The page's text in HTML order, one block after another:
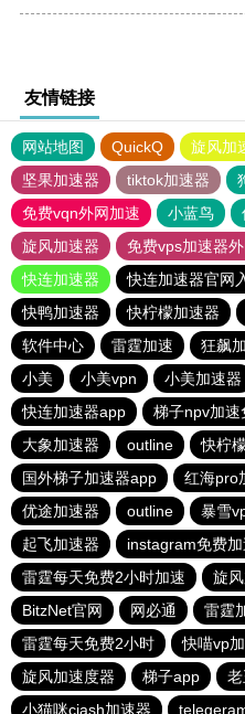
友情链接
网站地图 QuickQ 旋风加
坚果加速器
tiktok加速器
免费vqn外网加速
小蓝鸟
旋风加速器
免费vps加速器
快连加速器
快连加速器官网
快鸭加速器
快柠檬加速器
软件中心
雷霆加速 狂飙
小美
小美vpn 小美加速器
快连加速器app
梯子npv加速
大象加速器
outline 快柠
国外梯子加速器app
红海pro
优途加速器
outline
暴雪
起飞加速器
instagram免费加
雷霆每天免费2小时加速
旋
BitzNet官网
网必通 雷霆
雷霆每天免费2小时
快喵vp
旋风加速度器
梯子app
小猫咪ciash加速器